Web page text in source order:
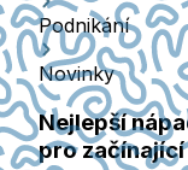
Podnikání
Novinky
Nejlepší
pro